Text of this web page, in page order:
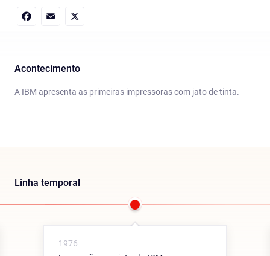
Acontecimento
A IBM apresenta as primeiras impressoras com jato de tinta.
Linha temporal
1976